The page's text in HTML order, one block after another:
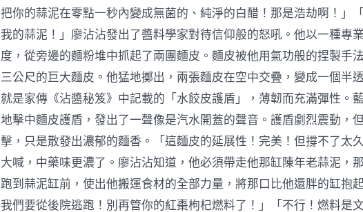
把你的蒜泥在零點一秒內變成無菌的、純淨的白醋！那是浩劫啊！」
我的蒜泥！」廖沾沾發出了醬料學家對待信仰般的怒吼。他以一種專
度，從旁邊的麵粉堆中抓起了兩團麵皮。麵皮被他用氣功般的捏製手
三公尺的巨大麵皮。他猛地擲出，兩張麵皮在空中交疊，變成一個半
就是家傳《沾醬秘笈》中記載的「水餃皮護盾」，薄韌而充滿彈性。
地擊中麵皮護盾，發出了一聲像是汽水開蓋的聲音。護盾劇烈震動，
擊，只是散發出濃郁的麵香。「這麵皮的延展性！完美！但撐不了太
大喊，中藥味更濃了。廖沾沾知道，他必須帶走他那缸陳年老蒜泥，
跑到蒜泥缸前，使出他搬運食材的全部力量，將那口比他還胖的缸抱
我們要從後院逃跑！別再管你的紅棗枸杞燃料了！」「不行！燃料是